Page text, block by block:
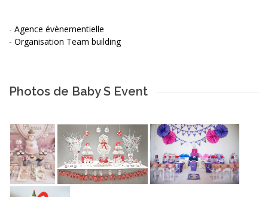
- Agence évènementielle
- Organisation Team building
Photos de Baby S Event